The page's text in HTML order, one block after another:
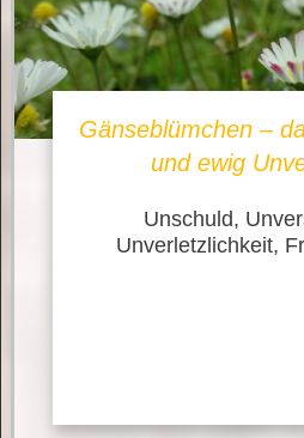
Gänseblümchen –
und ewig
Unschuld,
Unverletzlichkeit,